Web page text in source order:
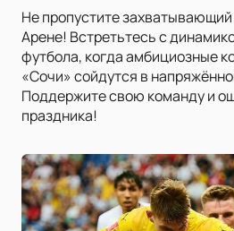
Не пропустите
Арене! Встретьтесь с
футбола, когда амбициозные
«Сочи» сойдутся в
Поддержите свою команду и
праздника!